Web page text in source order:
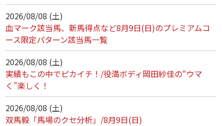
2026/08/08 (土)
血マーク該当馬、新馬得点など8月9日(日)のプレミアムコ
ース限定パターン該当馬一覧
2026/08/08 (土)
実績もこの中でピカイチ！/役満ボディ岡田紗佳の“ウマ
く”楽しく！
2026/08/08 (土)
双馬毅「馬場のクセ分析」/8月9日(日)